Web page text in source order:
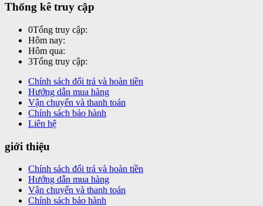
Thống kê truy cập
0Tổng truy cập:
Hôm nay:
Hôm qua:
3Tổng truy cập:
Chính sách đổi trả và hoàn tiền
Hướng dẫn mua hàng
Vận chuyển và thanh toán
Chính sách bảo hành
Liên hệ
giới thiệu
Chính sách đổi trả và hoàn tiền
Hướng dẫn mua hàng
Vận chuyển và thanh toán
Chính sách bảo hành